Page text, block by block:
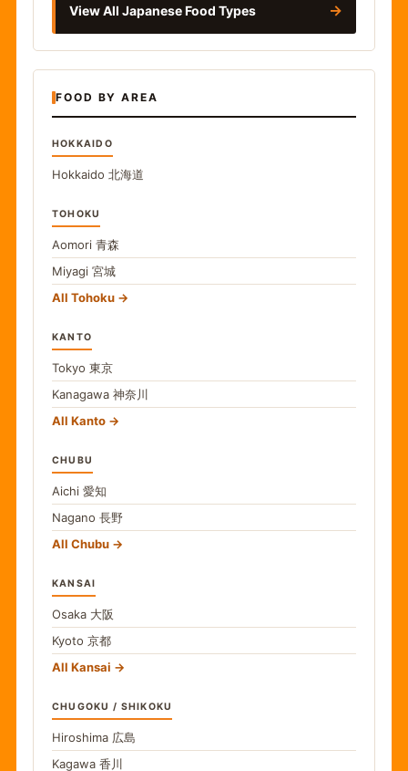
View All Japanese Food Types →
FOOD BY AREA
HOKKAIDO
Hokkaido 北海道
TOHOKU
Aomori 青森
Miyagi 宮城
All Tohoku
KANTO
Tokyo 東京
Kanagawa 神奈川
All Kanto
CHUBU
Aichi 愛知
Nagano 長野
All Chubu
KANSAI
Osaka 大阪
Kyoto 京都
All Kansai
CHUGOKU / SHIKOKU
Hiroshima 広島
Kagawa 香川